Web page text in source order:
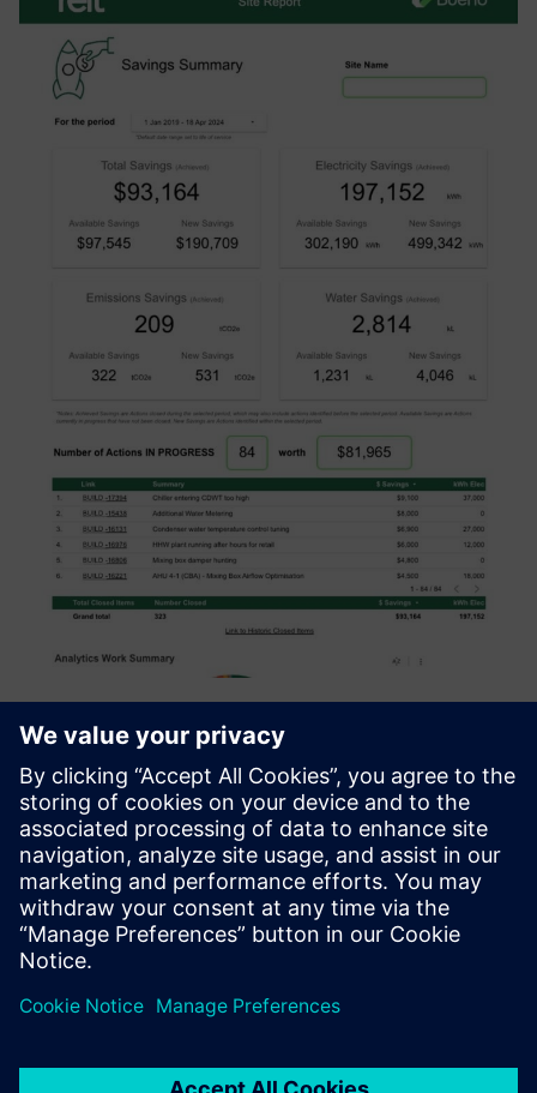
Smart Building Analytics
Bueno Smart Building Analytics aitab teil teha nutikamaid
otsuseid, kogudes ja analüüsides suures koguses andmeid
oma hoone süsteemidest. See annab väärtuslikke teadmisi,
mis võimaldavad teil ja teie meeskondadel vajalikke
toiming...
Lisateave